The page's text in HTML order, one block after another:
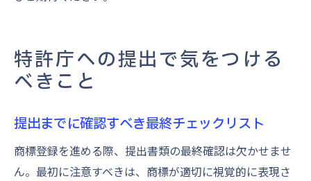
特許庁への提出で気をつける
べきこと
提出までに確認すべき最終チェックリスト
商標登録を進める際、提出書類の最終確認は欠かせませ
ん。最初に注意すべきは、商標が適切に視覚的に表現さ